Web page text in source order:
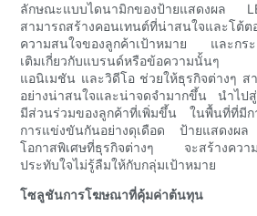
ลักษณะแบบไดนามิกของป้ายแสดงผล
สามารถสร้างคอนเทนต์ที่น่าสนใจและโต้
ความสนใจของลูกค้าเป้าหมาย และกระ
เติมเกี่ยวกับแบรนด์หรือข้อความนั้น
แอนิเมชัน และวิดีโอ ช่วยให้ธุรกิจต่างๆ ส
อย่างน่าสนใจและน่าจดจำมากขึ้น นำไป
มีส่วนร่วมของลูกค้าที่เพิ่มขึ้น ในพื้นที่ที่มีก
การแข่งขันกันอย่างดุเดือด ป้ายแสดงผ
โอกาสพิเศษที่ธุรกิจต่างๆ จะสร้างความ
ประทับใจไม่รู้ลืมให้กับกลุ่มเป้าหมาย
โซลูชันการโฆษณาที่คุ้มค่าต้นทุน